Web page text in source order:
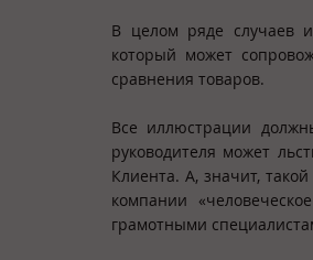
В целом ряде случаев
который может
сравнения товаров.
Все иллюстрации
руководителя может
Клиента. А, значит,
компании
грамотными